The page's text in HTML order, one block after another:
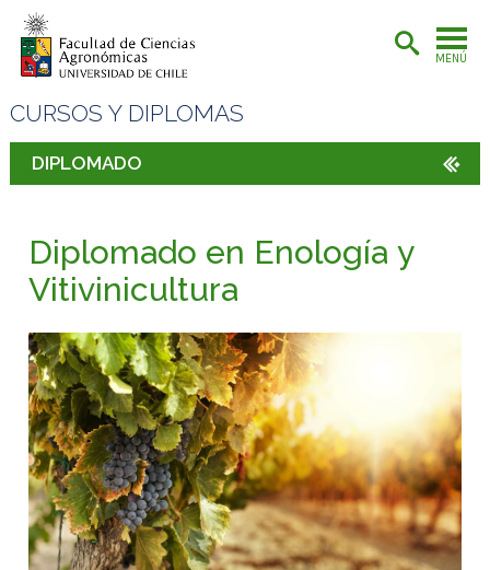
MENÚ
CURSOS Y DIPLOMAS
DIPLOMADO
Diplomado en Enología y
Vitivinicultura